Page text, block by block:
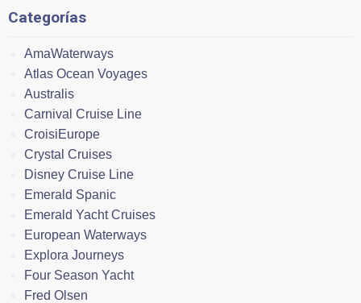
Categorías
AmaWaterways
Atlas Ocean Voyages
Australis
Carnival Cruise Line
CroisiEurope
Crystal Cruises
Disney Cruise Line
Emerald Spanic
Emerald Yacht Cruises
European Waterways
Explora Journeys
Four Season Yacht
Fred Olsen